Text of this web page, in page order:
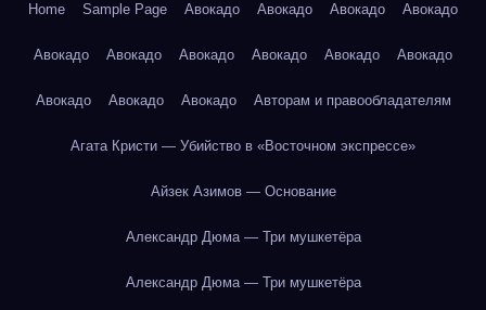
Home Sample Page Авокадо Авокадо Авокадо Авокадо
Авокадо Авокадо Авокадо Авокадо Авокадо Авокадо
Авокадо Авокадо Авокадо Авторам и правообладателям
Агата Кристи — Убийство в «Восточном экспрессе»
Айзек Азимов — Основание
Александр Дюма — Три мушкетёра
Александр Дюма — Три мушкетёра